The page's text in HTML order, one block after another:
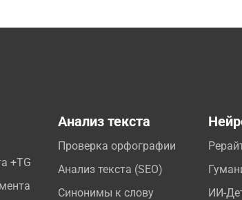
+TG
Анализ текста
Проверка орфографии
Анализ текста (SEO)
Синонимы к слову
ИИ-